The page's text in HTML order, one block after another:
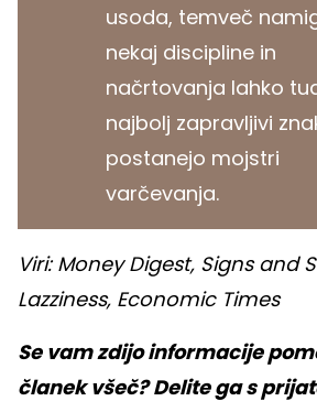
usoda, temveč
nekaj discipline in
načrtovanja lahko
najbolj zapravljivi
postanejo mojstri
varčevanja.
Viri: Money Digest, Signs and
Lazziness, Economic Times
Se vam zdijo informacije
članek všeč? Delite ga s